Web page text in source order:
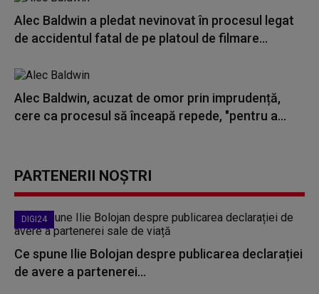
Alec Baldwin a pledat nevinovat în procesul legat
de accidentul fatal de pe platoul de filmare...
Alec Baldwin, acuzat de omor prin imprudență,
cere ca procesul să înceapă repede, "pentru a...
PARTENERII NOȘTRI
DIGI24
Ce spune Ilie Bolojan despre publicarea declarației
de avere a partenerei...